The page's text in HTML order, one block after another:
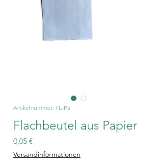
Artikelnummer: FL-Pa
Flachbeutel aus Papier
0,05 €
Versandinformationen